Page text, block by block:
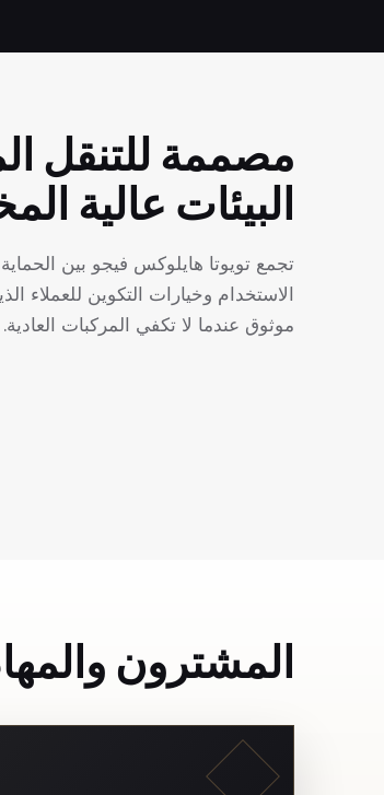
مصممة للتنقل
البيئات عالية
تجمع تويوتا هايلوكس فيجو بين الحماية
الاستخدام وخيارات التكوين للعملاء
موثوق عندما لا تكفي المركبات العادية.
المشترون